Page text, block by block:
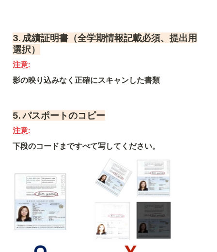
3. 成績証明書（全学期情報記載必須、提出用
選択）
注意:
影の映り込みなく正確にスキャンした書類
5. パスポートのコピー
注意:
下段のコードまですべて写してください。